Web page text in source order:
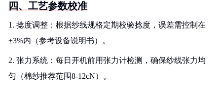
四、工艺参数校准
1. 捻度调整：根据纱线规格定期校验捻度，误差需控制在
±3%内（参考设备说明书）。
2. 张力系统：每日开机前用张力计检测，确保纱线张力均
匀（棉纱推荐范围8-12cN）。